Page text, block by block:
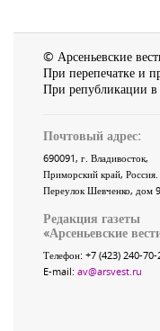
© Арсеньевские
При перепечатке и
При републикации в
Почтовый адрес:
690091, г. Владивосток,
Приморский край, Россия.
Переулок Шевченко, дом
Редакция газеты
«Арсеньевские
Телефон: +7 (423) 240-70-
E-mail: av@arsvest.ru